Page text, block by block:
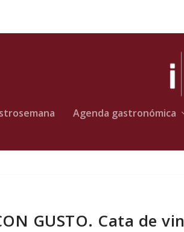
Agenda gastronómica
GUSTO. Cata de